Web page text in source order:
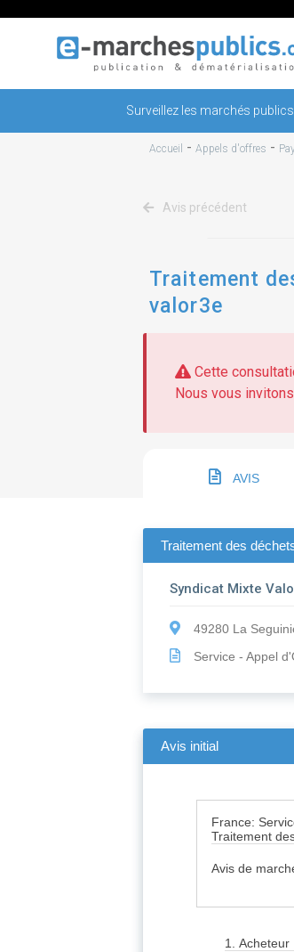
Surveillez les marchés publics
Accueil - Appels d'offres -
Avis précédent
Traitement
valor3e
Cette
Nous vous
AVIS
Traitement des
Syndicat Mixte
49280 La
Service - Appel
Avis initial
France:
Traitement
Avis de
1.Acheteur